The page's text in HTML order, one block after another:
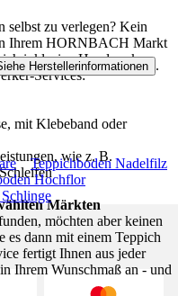
selbst zu verlegen? Kein
Ihrem HORNBACH Markt
inklusive Handwerker-
Services:
mit Klebeband oder
wie z. B.
Märkten
möchten aber keinen
es dann mit einem Teppich
fertigt Ihnen aus jeder
Ihrem Wunschmaß an - und
Herstellerinformationen .
Teppichboden Nadelfilz
Hochflor